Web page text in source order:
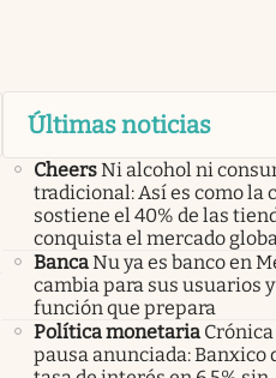
Últimas noticias
CheersNi alcohol ni
tradicional: Así es como la
sostiene el 40% de las
conquista el mercado
BancaNu ya es banco en
cambia para sus usuarios
función que prepara
Política monetaria
pausa anunciada: Banxico